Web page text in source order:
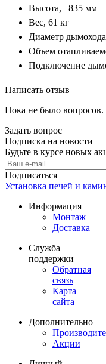
Высота, 835 мм
Вес, 61 кг
Диаметр
Объем
Подключение
Написать отзыв
Пока не было вопросов.
Задать вопрос
Подписка на новости
Будьте в курсе новых
Подписаться
Установка печей и
Информация
Монтаж
Доставка
Служба
поддержки
Обратная
связь
Карта
сайта
Дополнительно
Акции